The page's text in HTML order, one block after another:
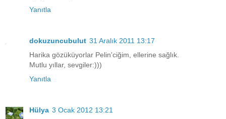
Yanıtla
dokuzuncubulut 31 Aralık 2011 13:17
Harika gözüküyorlar Pelin'ciğim, ellerine sağlık.
Mutlu yıllar, sevgiler:)))
Yanıtla
Hülya 3 Ocak 2012 13:21